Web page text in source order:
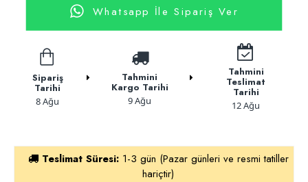
Whatsapp İle Sipariş Ver
Sipariş
Tarihi
8 Ağu
Tahmini
Kargo Tarihi
9 Ağu
Tahmini
Teslimat
Tarihi
12 Ağu
Teslimat Süresi: 1-3 gün (Pazar günleri ve resmi tatiller
hariçtir)